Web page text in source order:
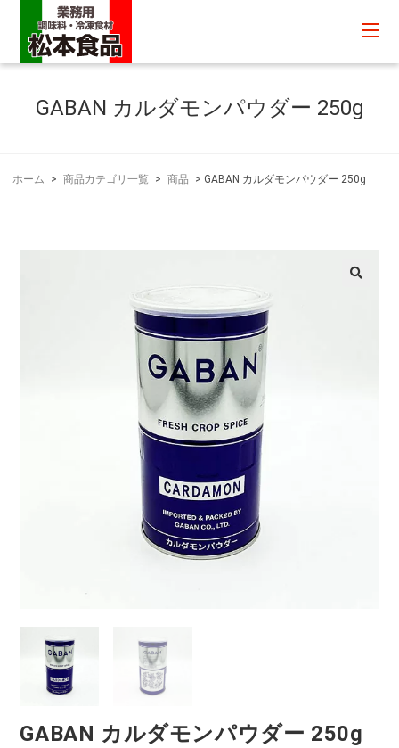
GABAN カルダモンパウダー 250g
ホーム > 商品カテゴリ一覧 > 商品 > GABAN カルダモンパウダー 250g
GABAN カルダモンパウダー 250g